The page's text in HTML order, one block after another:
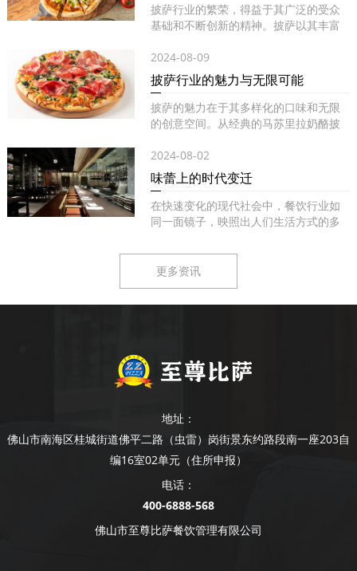
披萨行业的繁荣，得益于其广泛的受众
基础和不断创新的精神。披萨以其丰富
2024-08-09
披萨行业的魅力与无限可能
披萨的魅力在于其多样化的口味和无限
的创意空间。从经典的马苏里拉奶酪披
2024-08-02
味蕾上的时代变迁
在快速变化的现代社会中，餐饮行业如
同一面镜子，映照出人们生活方式的多
更多资讯
地址：
佛山市南海区桂城街道佛平二路（虫雷）岗街景东约路段南一座203自
编16室02单元（住所申报）
电话：
400-6888-568
佛山市至尊比萨餐饮管理有限公司